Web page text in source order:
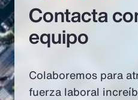
Contacta
equipo
Colaboremos para
fuerza laboral